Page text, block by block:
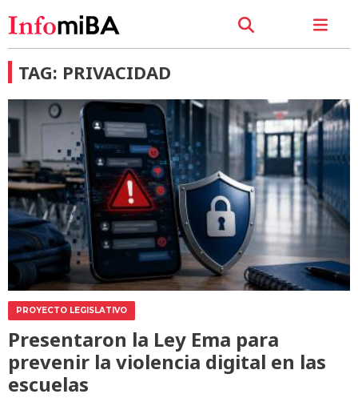
TAG: PRIVACIDAD
PROYECTO LEGISLATIVO
Presentaron la Ley Ema para
prevenir la violencia digital en las
escuelas